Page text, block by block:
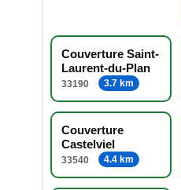
Couverture Saint-
Laurent-du-Plan
33190 3.7 km
Couverture
Castelviel
33540 4.4 km